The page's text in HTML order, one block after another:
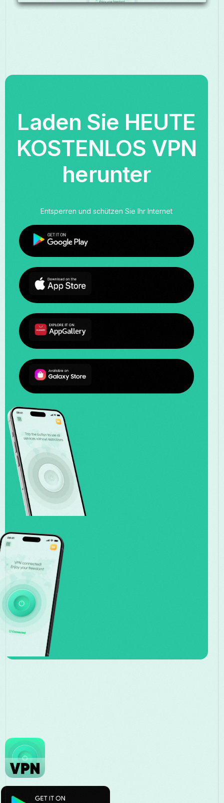
Laden Sie HEUTE
KOSTENLOS VPN
herunter
Entsperren und schützen Sie Ihr Internet